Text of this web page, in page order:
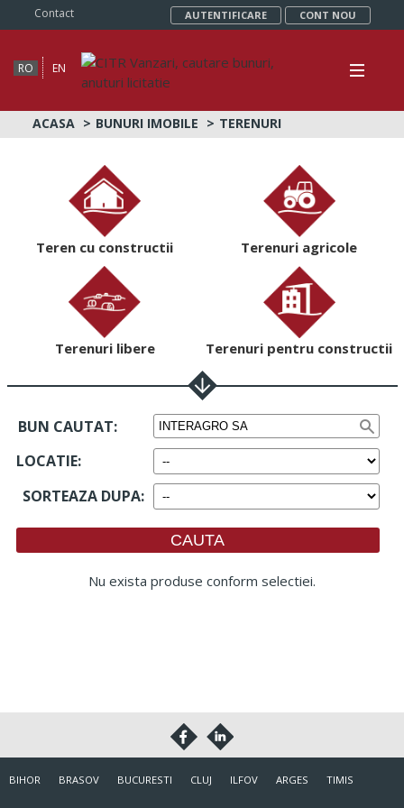
Contact AUTENTIFICARE CONT NOU
RO EN
ACASA BUNURI IMOBILE TERENURI
Teren cu constructii Terenuri agricole
Terenuri libere Terenuri pentru constructii
BUN CAUTAT:
LOCATIE:
SORTEAZA DUPA:
Nu exista produse conform selectiei.
BIHOR BRASOV BUCURESTI CLUJ ILFOV ARGES TIMIS